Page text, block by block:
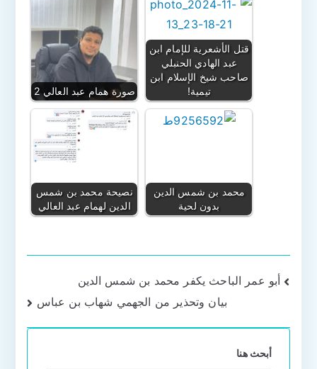
صورة همام عبد العالي 2
قتل الأشعرية للإمام ابن
عبد الهادي الحنبلي
صاحب شيخ الإسلام ابن
تيمية!
نصيحة محمد بن شمس
الدين لهمام عبد العالي
محمد بن شمس الدين
بدون لحية
تصفّح
المقالات
أبو عمر الباحث يكفر محمد بن شمس الدين
بيان وتحذير من الجهمي شهاب بن عباس
أبحث هنا